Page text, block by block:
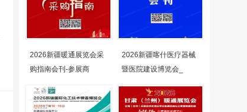
2026新疆暖通展览会采
购指南会刊-参展商
2026新疆喀什医疗器械
暨医院建设博览会_